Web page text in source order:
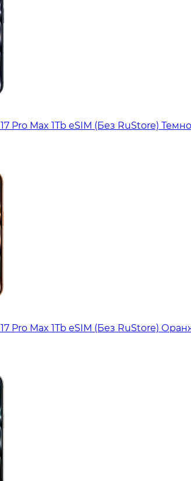
Pro Max 1Tb eSIM (Без RuStore)
Pro Max 1Tb eSIM (Без RuStore)